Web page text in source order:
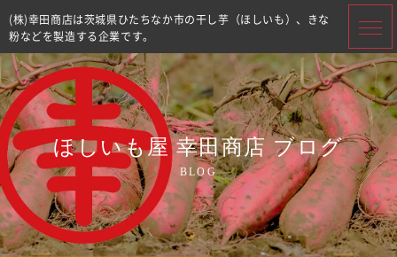
(株)幸田商店は茨城県ひたちなか市の干し芋（ほしいも）、きな
粉などを製造する企業です。
ほしいも屋 幸田商店 ブログ
BLOG